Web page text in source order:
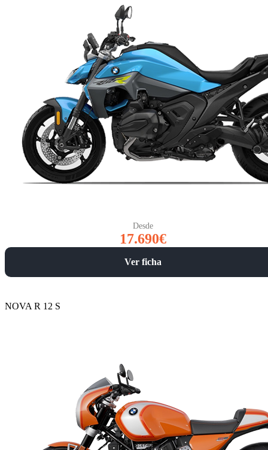
Desde
17.690€
Ver ficha
NOVA R 12 S